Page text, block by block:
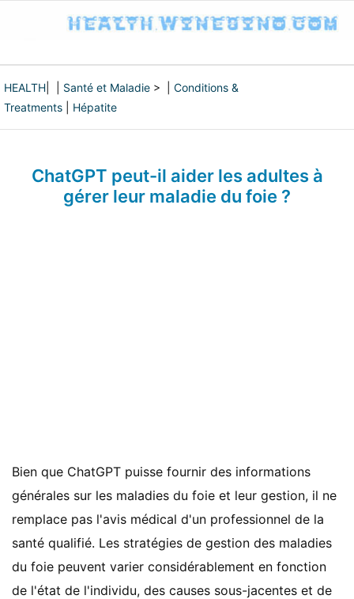
HEALTH Santé et Maladie > | Conditions &
Treatments
Hépatite
ChatGPT peut-il aider les adultes à
gérer leur maladie du foie ?
Bien que ChatGPT puisse fournir des informations
générales sur les maladies du foie et leur gestion, il ne
remplace pas l'avis médical d'un professionnel de la
santé qualifié. Les stratégies de gestion des maladies
du foie peuvent varier considérablement en fonction
de l'état de l'individu, des causes sous-jacentes et de